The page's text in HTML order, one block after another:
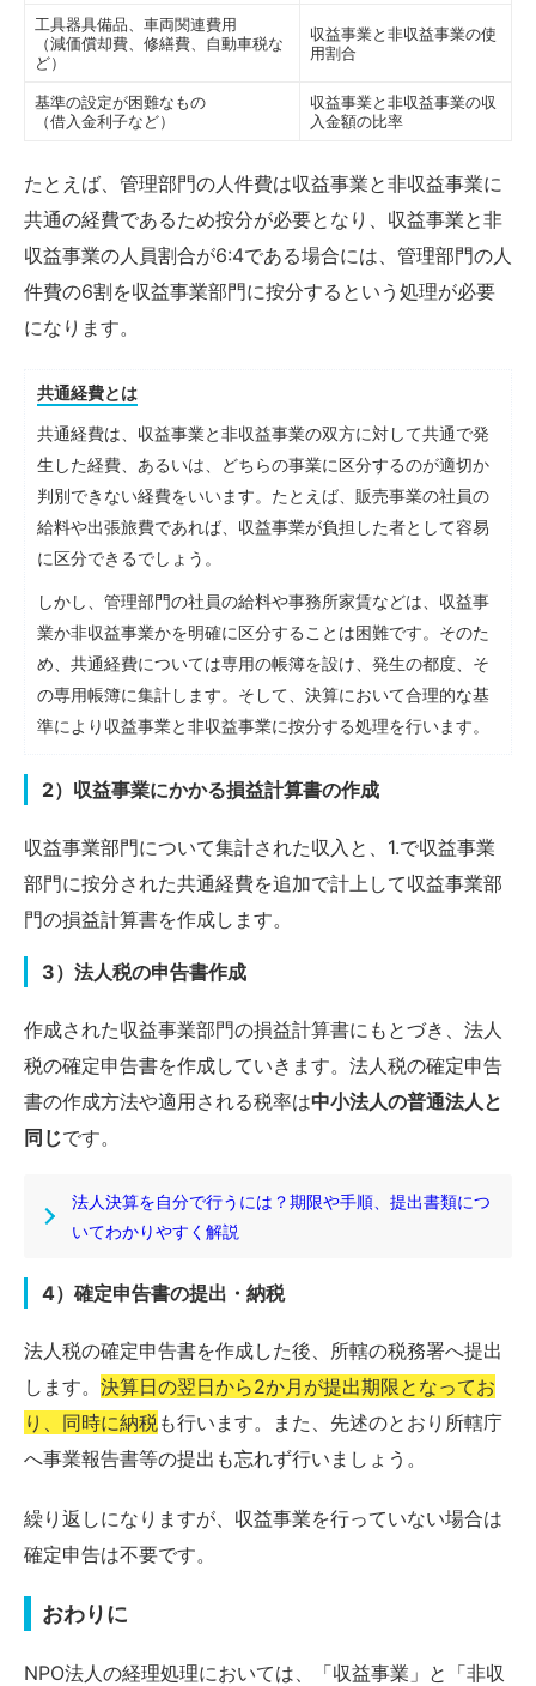
工具器具備品、車両関連費用
（減価償却費、修繕費、自動車税な
ど）
収益事業と非収益事業の使
用割合
基準の設定が困難なもの
（借入金利子など）
収益事業と非収益事業の収
入金額の比率
たとえば、管理部門の人件費は収益事業と非収益事業に
共通の経費であるため按分が必要となり、収益事業と非
収益事業の人員割合が6:4である場合には、管理部門の人
件費の6割を収益事業部門に按分するという処理が必要
になります。
共通経費とは
共通経費は、収益事業と非収益事業の双方に対して共通で発
生した経費、あるいは、どちらの事業に区分するのが適切か
判別できない経費をいいます。たとえば、販売事業の社員の
給料や出張旅費であれば、収益事業が負担した者として容易
に区分できるでしょう。
しかし、管理部門の社員の給料や事務所家賃などは、収益事
業か非収益事業かを明確に区分することは困難です。そのた
め、共通経費については専用の帳簿を設け、発生の都度、そ
の専用帳簿に集計します。そして、決算において合理的な基
準により収益事業と非収益事業に按分する処理を行います。
2）収益事業にかかる損益計算書の作成
収益事業部門について集計された収入と、1.で収益事業
部門に按分された共通経費を追加で計上して収益事業部
門の損益計算書を作成します。
3）法人税の申告書作成
作成された収益事業部門の損益計算書にもとづき、法人
税の確定申告書を作成していきます。法人税の確定申告
書の作成方法や適用される税率は中小法人の普通法人と
同じです。
法人決算を自分で行うには？期限や手順、提出書類につ
いてわかりやすく解説
4）確定申告書の提出・納税
法人税の確定申告書を作成した後、所轄の税務署へ提出
します。 決算日の翌日から2か月が提出期限となってお
り、同時に納税も行います。また、先述のとおり所轄庁
へ事業報告書等の提出も忘れず行いましょう。
繰り返しになりますが、収益事業を行っていない場合は
確定申告は不要です。
おわりに
NPO法人の経理処理においては、「収益事業」と「非収